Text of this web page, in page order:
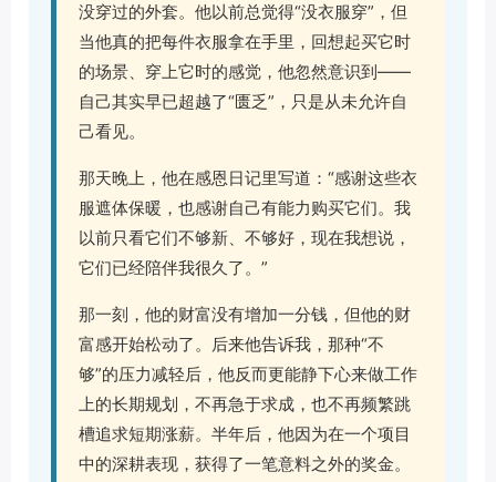
没穿过的外套。他以前总觉得“没衣服穿”，但
当他真的把每件衣服拿在手里，回想起买它时
的场景、穿上它时的感觉，他忽然意识到——
自己其实早已超越了“匮乏”，只是从未允许自
己看见。
那天晚上，他在感恩日记里写道：“感谢这些衣
服遮体保暖，也感谢自己有能力购买它们。我
以前只看它们不够新、不够好，现在我想说，
它们已经陪伴我很久了。”
那一刻，他的财富没有增加一分钱，但他的财
富感开始松动了。后来他告诉我，那种“不
够”的压力减轻后，他反而更能静下心来做工作
上的长期规划，不再急于求成，也不再频繁跳
槽追求短期涨薪。半年后，他因为在一个项目
中的深耕表现，获得了一笔意料之外的奖金。